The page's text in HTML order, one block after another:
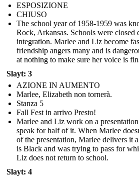
ESPOSIZIONE
CHIUSO
The school year of 1958-1959 was
Rock, Arkansas. Schools were
integration. Marlee and Liz become
friendship angers many and is
at nothing to make sure her voice is
Slayt: 3
AZIONE IN AUMENTO
Marlee, Elizabeth non tornerà.
Stanza 5
Fall Fest in arrivo Presto!
Marlee and Liz work on a
speak for half of it. When Marlee
of the presentation, Marlee delivers it
is Black and was trying to pass for
Liz does not return to school.
Slayt: 4